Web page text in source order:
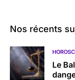
Nos récents
Le